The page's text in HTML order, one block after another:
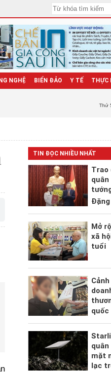
NGHỆ BIỂN ĐẢO Y TẾ THỰC
Thứ
TIN ĐỌC NHIỀU NHẤT
Trao
Mở
xã
tuổi
quốc
quân
mặt
lạc